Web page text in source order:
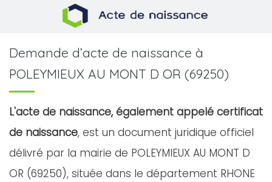
Demande d’acte de naissance à
POLEYMIEUX AU MONT D OR (69250)
L'acte de naissance, également appelé certificat
de naissance, est un document juridique officiel
délivré par la mairie de POLEYMIEUX AU MONT D
OR (69250), située dans le département RHONE